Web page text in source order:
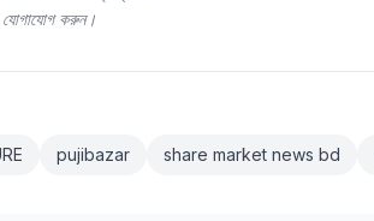
যোগাযোগ করুন।
pujibazar share market news bd